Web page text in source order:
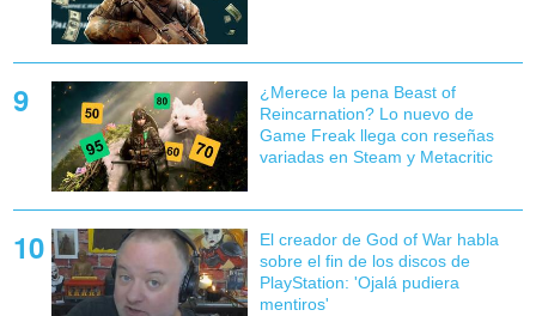
¿Merece la pena Beast of
Reincarnation? Lo nuevo de
Game Freak llega con reseñas
variadas en Steam y Metacritic
El creador de God of War habla
sobre el fin de los discos de
PlayStation: 'Ojalá pudiera
mentiros'